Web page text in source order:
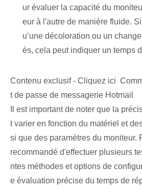
ur évaluer la capacité du
eur à l'autre de manière fluide.
u’une décoloration ou un
és, cela peut indiquer un temps
Contenu exclusif - Cliquez ici
t de passe de messagerie Hotmail
Il est important de noter que la
t varier en fonction du matériel et
si que des paramètres du moniteur.
recommandé d'effectuer plusieurs
ntes méthodes et options de
e évaluation précise du temps de